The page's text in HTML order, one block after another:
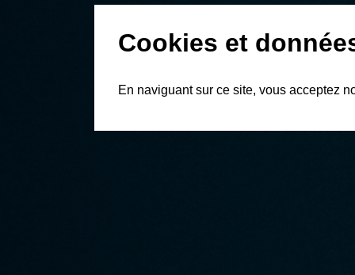
Cookies et
En naviguant sur ce site, vous acceptez